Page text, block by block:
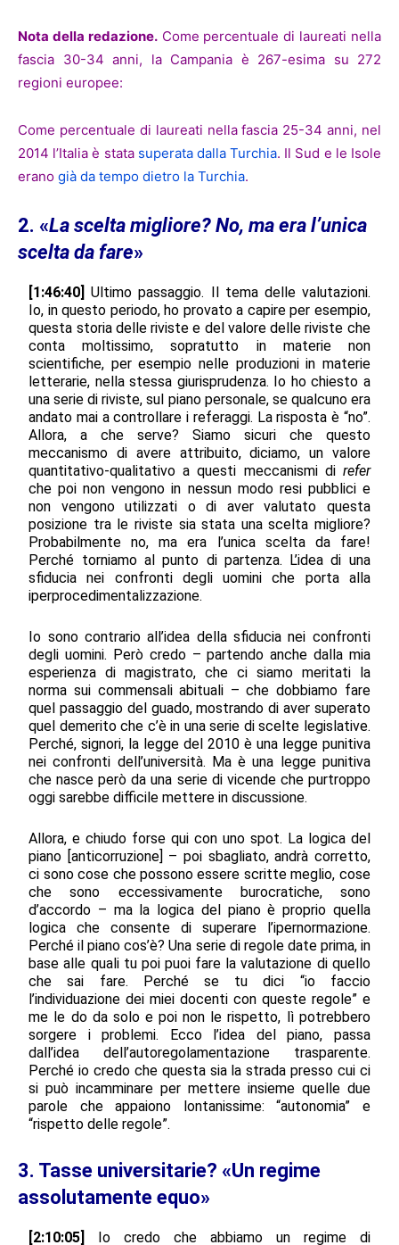
Nota della redazione.Come percentuale di laureati nella
fascia 30-34 anni, la Campania è 267-esima su 272
regioni europee:
Come percentuale di laureati nella fascia 25-34 anni, nel
2014 l’Italia è stata superata dalla Turchia. Il Sud e le Isole
erano già da tempo dietro la Turchia.
2. «La scelta migliore? No, ma era l’unica
scelta da fare»
[1:46:40] Ultimo passaggio. Il tema delle valutazioni.
Io, in questo periodo, ho provato a capire per esempio,
questa storia delle riviste e del valore delle riviste che
conta moltissimo, sopratutto in materie non
scientifiche, per esempio nelle produzioni in materie
letterarie, nella stessa giurisprudenza. Io ho chiesto a
una serie di riviste, sul piano personale, se qualcuno era
andato mai a controllare i referaggi. La risposta è “no”.
Allora, a che serve? Siamo sicuri che questo
meccanismo di avere attribuito, diciamo, un valore
quantitativo-qualitativo a questi meccanismi di refer
che poi non vengono in nessun modo resi pubblici e
non vengono utilizzati o di aver valutato questa
posizione tra le riviste sia stata una scelta migliore?
Probabilmente no, ma era l’unica scelta da fare!
Perché torniamo al punto di partenza. L’idea di una
sfiducia nei confronti degli uomini che porta alla
iperprocedimentalizzazione.
Io sono contrario all’idea della sfiducia nei confronti
degli uomini. Però credo – partendo anche dalla mia
esperienza di magistrato, che ci siamo meritati la
norma sui commensali abituali – che dobbiamo fare
quel passaggio del guado, mostrando di aver superato
quel demerito che c’è in una serie di scelte legislative.
Perché, signori, la legge del 2010 è una legge punitiva
nei confronti dell’università. Ma è una legge punitiva
che nasce però da una serie di vicende che purtroppo
oggi sarebbe difficile mettere in discussione.
Allora, e chiudo forse qui con uno spot. La logica del
piano [anticorruzione] – poi sbagliato, andrà corretto,
ci sono cose che possono essere scritte meglio, cose
che sono eccessivamente burocratiche, sono
d’accordo – ma la logica del piano è proprio quella
logica che consente di superare l’ipernormazione.
Perché il piano cos’è? Una serie di regole date prima, in
base alle quali tu poi puoi fare la valutazione di quello
che sai fare. Perché se tu dici “io faccio
l’individuazione dei miei docenti con queste regole” e
me le do da solo e poi non le rispetto, lì potrebbero
sorgere i problemi. Ecco l’idea del piano, passa
dall’idea dell’autoregolamentazione trasparente.
Perché io credo che questa sia la strada presso cui ci
si può incamminare per mettere insieme quelle due
parole che appaiono lontanissime: “autonomia” e
“rispetto delle regole”.
3. Tasse universitarie? «Un regime
assolutamente equo»
[2:10:05] Io credo che abbiamo un regime di